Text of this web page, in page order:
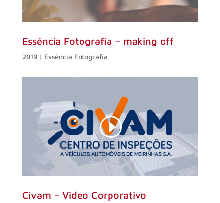
Essência Fotografia – making off
2019 | Essência Fotografia
Civam – Video Corporativo